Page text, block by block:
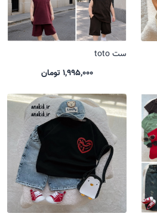
ست toto
1,995,000 تومان